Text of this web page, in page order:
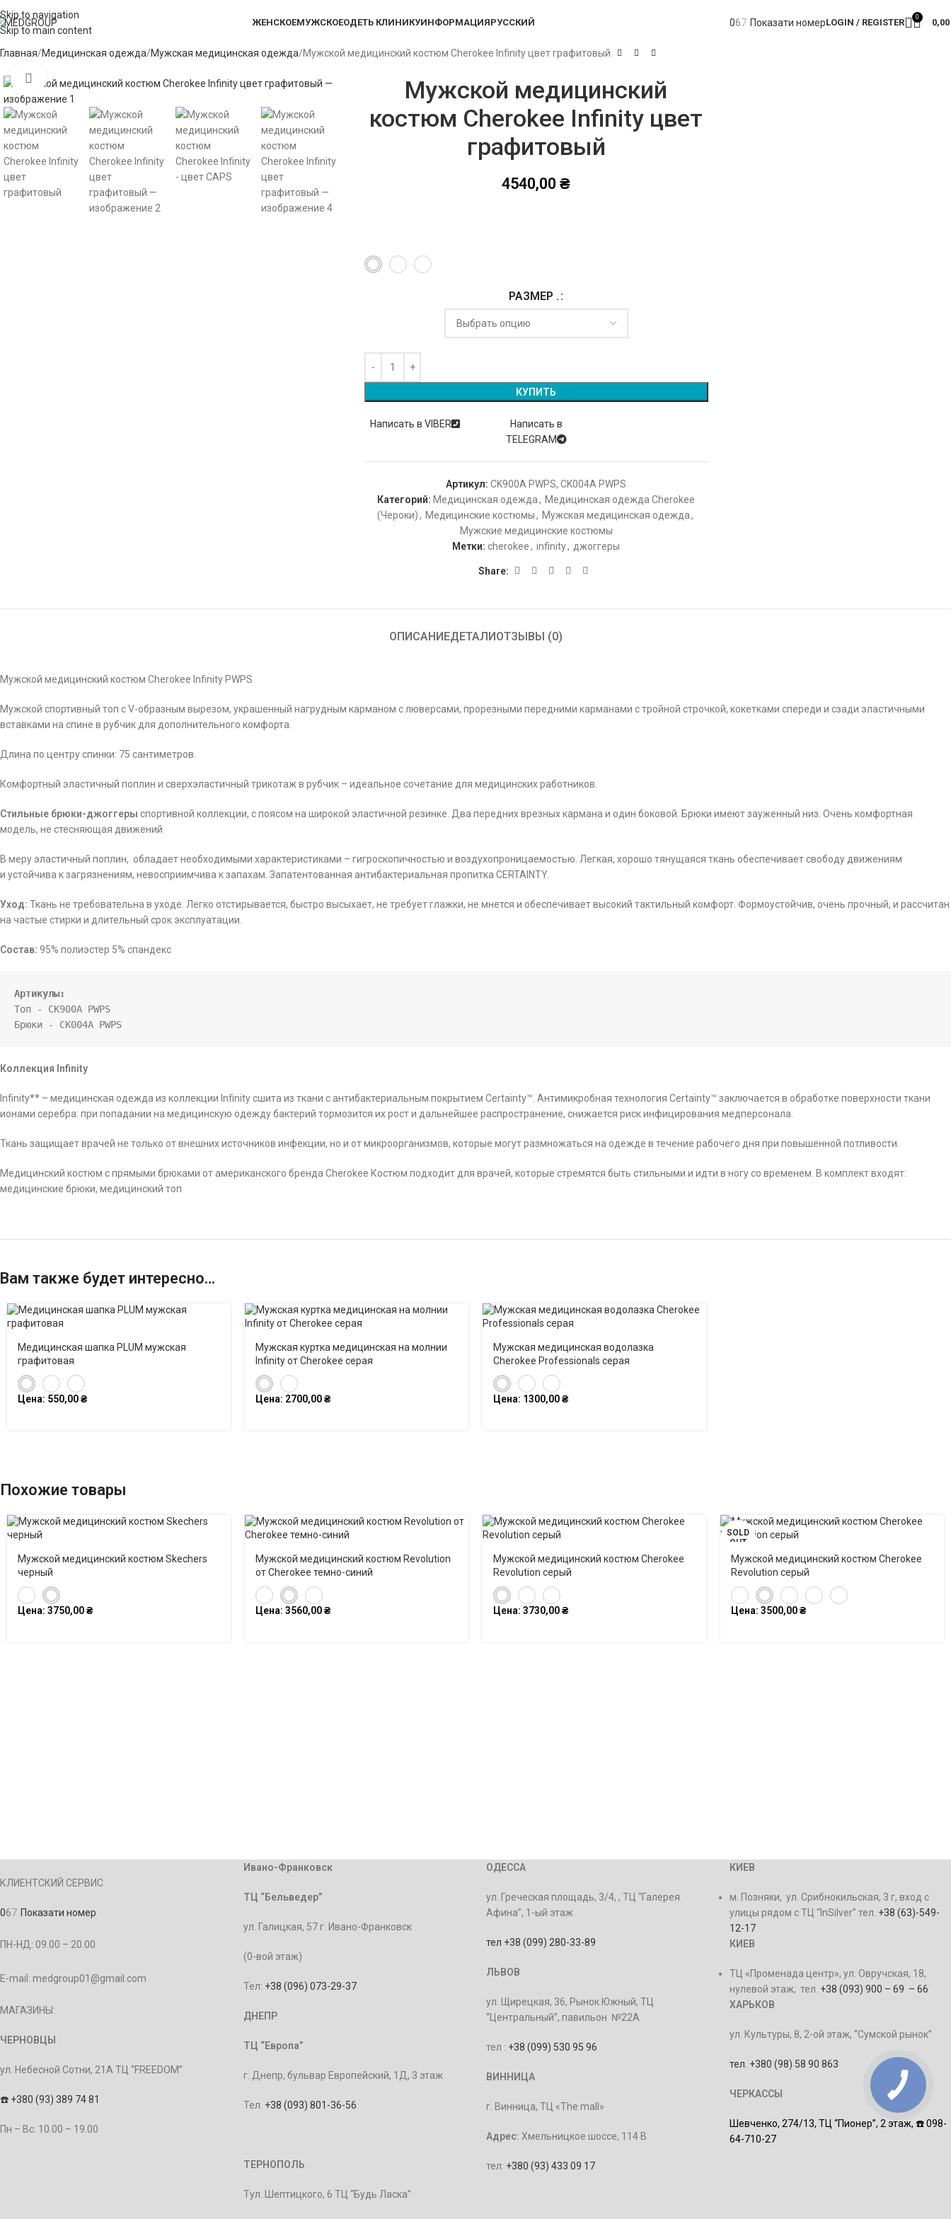
Skip to navigation
Skip to main content
ЖЕНСКОЕМУЖСКОЕОДЕТЬ КЛИНИКУИНФОРМАЦИЯРУССКИЙ 067 Показати номерLOGIN / REGISTER
0
0,00
Главная Медицинская одежда Мужская медицинская одежда Мужской медицинский костюм Cherokee Infinity цвет графитовый
Click to enlarge
Мужской медицинский
костюм Cherokee Infinity цвет
графитовый
4540,00₴
РАЗМЕР .
КУПИТЬ
Alternative:
Написать в VIBER
Написать в
TELEGRAM
Артикул:CK900A PWPS, CK004A PWPS
Категорий: Медицинская одежда , Медицинская одежда Cherokee
(Чероки) , Медицинские костюмы , Мужская медицинская одежда ,
Мужские медицинские костюмы
Метки: cherokee , infinity, джоггеры
Share:
ОПИСАНИЕДЕТАЛИОТЗЫВЫ (0)
Мужской медицинский костюм Cherokee Infinity PWPS
Мужской спортивный топ с V-образным вырезом, украшенный нагрудным карманом с люверсами, прорезными передними карманами с тройной строчкой, кокетками спереди и сзади эластичными
вставками на спине в рубчик для дополнительного комфорта.
Длина по центру спинки: 75 сантиметров.
Комфортный эластичный поплин и сверхэластичный трикотаж в рубчик – идеальное сочетание для медицинских работников.
Стильные брюки-джоггеры спортивной коллекции, с поясом на широкой эластичной резинке. Два передних врезных кармана и один боковой. Брюки имеют зауженный низ. Очень комфортная
модель, не стесняющая движений
В меру эластичный поплин, обладает необходимыми характеристиками – гигроскопичностью и воздухопроницаемостью. Легкая, хорошо тянущаяся ткань обеспечивает свободу движениям
и устойчива к загрязнениям, невосприимчива к запахам. Запатентованная антибактериальная пропитка CERTAINTY.
Уход: Ткань не требовательна в уходе. Легко отстирывается, быстро высыхает, не требует глажки, не мнется и обеспечивает высокий тактильный комфорт. Формоустойчив, очень прочный, и рассчитан
на частые стирки и длительный срок эксплуатации.
Состав: 95% полиэстер 5% спандекс
Артикулы:
Топ - CK900A PWPS
Брюки - CK004A PWPS
Коллекция Infinity
Infinity** – медицинская одежда из коллекции Infinity сшита из ткани с антибактериальным покрытием Certainty™. Антимикробная технология Certainty™ заключается в обработке поверхности ткани
ионами серебра: при попадании на медицинскую одежду бактерий тормозится их рост и дальнейшее распространение, снижается риск инфицирования медперсонала.
Ткань защищает врачей не только от внешних источников инфекции, но и от микроорганизмов, которые могут размножаться на одежде в течение рабочего дня при повышенной потливости.
Медицинский костюм с прямыми брюками от американского бренда Cherokee Костюм подходит для врачей, которые стремятся быть стильными и идти в ногу со временем. В комплект входят:
медицинские брюки, медицинский топ
Вам также будет интересно…
Медицинская шапка PLUM мужская
графитовая
Цена: 550,00₴
Мужская куртка медицинская на молнии
Infinity от Cherokee серая
Цена: 2700,00₴
Мужская медицинская водолазка
Cherokee Professionals серая
Цена: 1300,00₴
Похожие товары
Мужской медицинский костюм Skechers
черный
Цена: 3750,00₴
Мужской медицинский костюм Revolution
от Cherokee темно-синий
Цена: 3560,00₴
Мужской медицинский костюм Cherokee
Revolution серый
Цена: 3730,00₴
SOLD
OUT
Мужской медицинский костюм Cherokee
Revolution серый
Цена: 3500,00₴
КЛИЕНТСКИЙ СЕРВИС
067 Показати номер
ПН-НД: 09.00 – 20.00
E-mail: medgroup01@gmail.com
МАГАЗИНЫ:
ЧЕРНОВЦЫ
ул. Небесной Сотни, 21А ТЦ “FREEDOM”
☎️ +380 (93) 389 74 81
Пн – Bc: 10.00 – 19.00
Ивано-Франковск
ТЦ “Бельведер”
ул. Галицкая, 57 г. Ивано-Франковск
(0-вой этаж)
Тел: +38 (096) 073-29-37
ДНЕПР
ТЦ “Европа”
г. Днепр, бульвар Европейский, 1Д, 3 этаж
Тел. +38 (093) 801-36-56
ТЕРНОПОЛЬ
Тул. Шептицкого, 6 ТЦ “Будь Ласка”
ОДЕССА
ул. Греческая площадь, 3/4, , ТЦ “Галерея
Афина”, 1-ый этаж
тел +38 (099) 280-33-89
ЛЬВОВ
ул. Щирецкая, 36, Рынок Южный, ТЦ
“Центральный”, павильон №22А
тел : +38 (099) 530 95 96
ВИННИЦА
г. Винница, ТЦ «The mall»
Адрес: Хмельницкое шоссе, 114 В
тел: +380 (93) 433 09 17
КИЕВ
м. Позняки, ул. Срибнокильская, 3 г, вход с
улицы рядом с ТЦ “InSilver” тел. +38 (63)-549-
12-17
КИЕВ
ТЦ «Променада центр», ул. Овручская, 18,
нулевой этаж, тел. +38 (093) 900 – 69 – 66
ХАРЬКОВ
ул. Культуры, 8, 2-ой этаж, “Сумской рынок”
тел. +380 (98) 58 90 863
ЧЕРКАССЫ
Шевченко, 274/13, ТЦ “Пионер”, 2 этаж, ☎️ 098-
64-710-27